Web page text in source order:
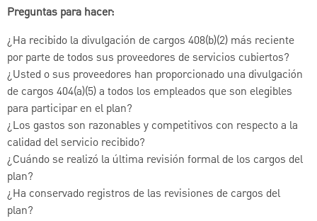
Preguntas para hacer:
¿Ha recibido la divulgación de cargos 408(b)(2) más reciente
por parte de todos sus proveedores de servicios cubiertos?
¿Usted o sus proveedores han proporcionado una divulgación
de cargos 404(a)(5) a todos los empleados que son elegibles
para participar en el plan?
¿Los gastos son razonables y competitivos con respecto a la
calidad del servicio recibido?
¿Cuándo se realizó la última revisión formal de los cargos del
plan?
¿Ha conservado registros de las revisiones de cargos del
plan?